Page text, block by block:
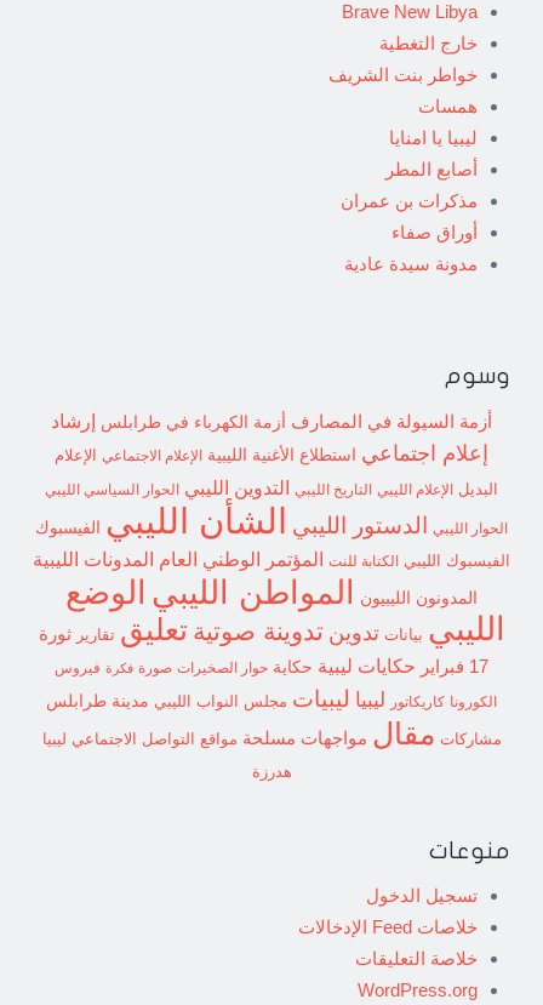
Brave New Libya
خارج التغطية
خواطر بنت الشريف
همسات
ليبيا يا امنايا
أصابع المطر
مذكرات بن عمران
أوراق صفاء
مدونة سيدة عادية
وسوم
أزمة السيولة في المصارف أزمة الكهرباء في طرابلس إرشاد
إعلام اجتماعي استطلاع الأغنية الليبية الإعلام الاجتماعي
الإعلام
البديل
الإعلام الليبي التاريخ الليبي التدوين الليبي الحوار السياسي الليبي
الحوار الليبي الدستور الليبي الشأن الليبي الفيسبوك
الفيسبوك الليبي الكتابة للنت المؤتمر الوطني العام المدونات الليبية
المدونون الليبيون المواطن الليبي الوضع
الليبي بيانات تدوين تدوينة صوتية تعليق تقارير
ثورة
17 فبراير
حكايات ليبية حكاية حوار الصخيرات صورة فكرة فيروس
الكورونا كاريكاتور ليبيا ليبيات مجلس النواب الليبي مدينة طرابلس
مشاركات مقال مواجهات مسلحة مواقع التواصل الاجتماعي ليبيا
هدرزة
منوعات
تسجيل الدخول
خلاصات Feed الإدخالات
خلاصة التعليقات
WordPress.org